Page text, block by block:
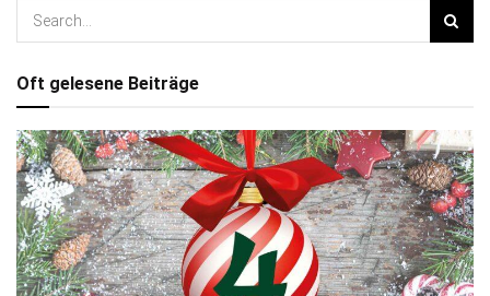
Oft gelesene Beiträge